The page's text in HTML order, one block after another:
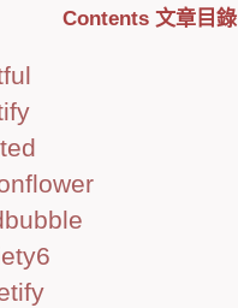
Contents 文章目錄